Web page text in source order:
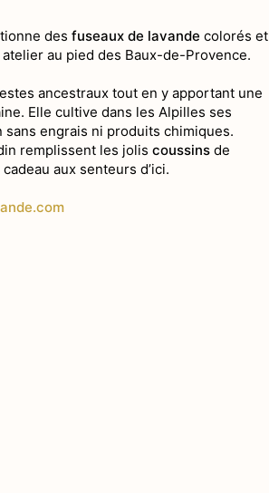
des fuseaux de lavande colorés et
au pied des Baux-de-Provence.
ancestraux tout en y apportant une
Elle cultive dans les Alpilles ses
sans engrais ni produits chimiques.
remplissent les jolis coussins de
aux senteurs d’ici.